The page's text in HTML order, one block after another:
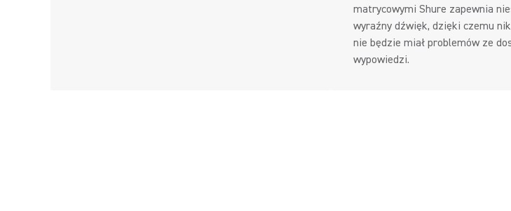
matrycowymi Shure zapewnia
wyraźny dźwięk, dzięki czemu
nie będzie miał problemów ze
wypowiedzi.